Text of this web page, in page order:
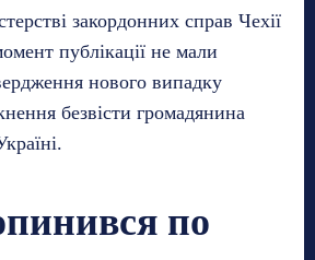
закордонних справ Чехії
публікації не мали
нового випадку
безвісти громадянина
по